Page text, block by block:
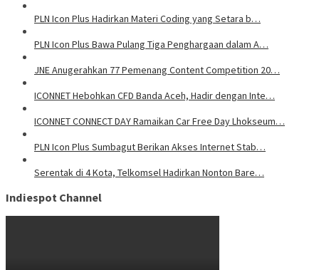
PLN Icon Plus Hadirkan Materi Coding yang Setara b…
PLN Icon Plus Bawa Pulang Tiga Penghargaan dalam A…
JNE Anugerahkan 77 Pemenang Content Competition 20…
ICONNET Hebohkan CFD Banda Aceh, Hadir dengan Inte…
ICONNET CONNECT DAY Ramaikan Car Free Day Lhokseum…
PLN Icon Plus Sumbagut Berikan Akses Internet Stab…
Serentak di 4 Kota, Telkomsel Hadirkan Nonton Bare…
Indiespot Channel